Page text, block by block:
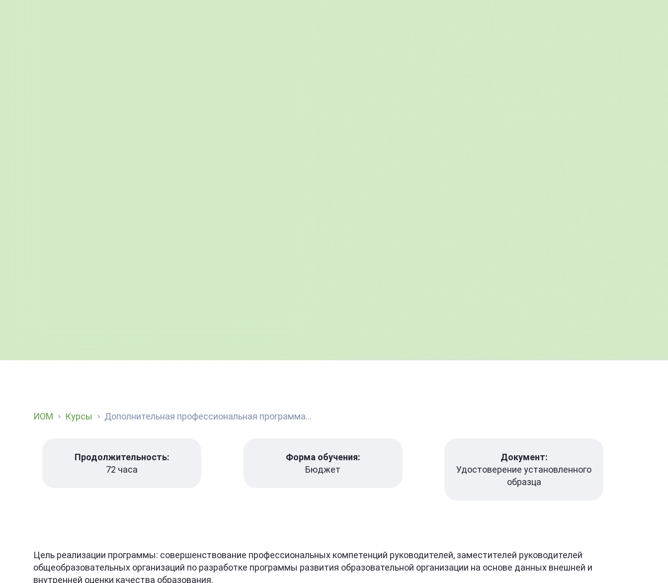
ИОМ Курсы Дополнительная профессиональная программа...
Продолжительность:
72 часа
Форма обучения:
Бюджет
Документ:
Удостоверение установленного
образца
Цель реализации программы: совершенствование профессиональных компетенций руководителей, заместителей руководителей
общеобразовательных организаций по разработке программы развития образовательной организации на основе данных внешней и
внутренней оценки качества образования.